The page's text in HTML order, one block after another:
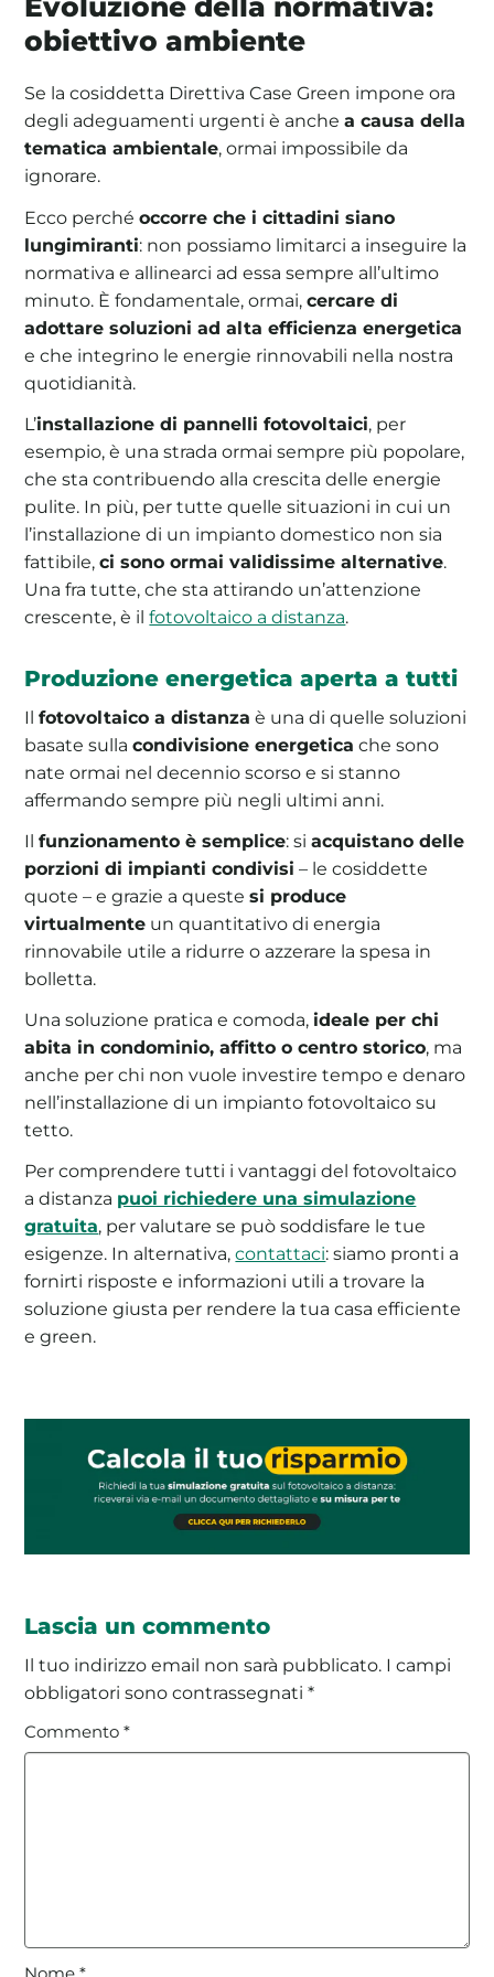
Evoluzione della normativa:
obiettivo ambiente
Se la cosiddetta Direttiva Case Green impone ora
degli adeguamenti urgenti è anchea causa della
tematica ambientale, ormai impossibile da
ignorare.
Ecco perchéoccorre che i cittadini siano
lungimiranti: non possiamo limitarci a inseguire la
normativa e allinearci ad essa sempre all’ultimo
minuto. È fondamentale, ormai,cercare di
adottare soluzioni ad alta efficienza energetica
e che integrino le energie rinnovabili nella nostra
quotidianità.
L’installazione di pannelli fotovoltaici, per
esempio, è una strada ormai sempre più popolare,
che sta contribuendo alla crescita delle energie
pulite. In più, per tutte quelle situazioni in cui un
l’installazione di un impianto domestico non sia
fattibile,ci sono ormai validissime alternative.
Una fra tutte, che sta attirando un’attenzione
crescente, è ilfotovoltaico a distanza.
Produzione energetica aperta a tutti
Ilfotovoltaico a distanza è una di quelle soluzioni
basate sullacondivisione energetica che sono
nate ormai nel decennio scorso e si stanno
affermando sempre più negli ultimi anni.
Ilfunzionamento è semplice: siacquistano delle
porzioni di impianti condivisi – le cosiddette
quote – e grazie a questesi produce
virtualmente un quantitativo di energia
rinnovabile utile a ridurre o azzerare la spesa in
bolletta.
Una soluzione pratica e comoda, ideale per chi
abita in condominio, affitto o centro storico, ma
anche per chi non vuole investire tempo e denaro
nell’installazione di un impianto fotovoltaico su
tetto.
Per comprendere tutti i vantaggi del fotovoltaico
a distanza puoi richiedere una simulazione
gratuita, per valutare se può soddisfare le tue
esigenze. In alternativa,contattaci: siamo pronti a
fornirti risposte e informazioni utili a trovare la
soluzione giusta per rendere la tua casa efficiente
e green.
Lascia un commento
Il tuo indirizzo email non sarà pubblicato. I campi
obbligatori sono contrassegnati*
Commento*